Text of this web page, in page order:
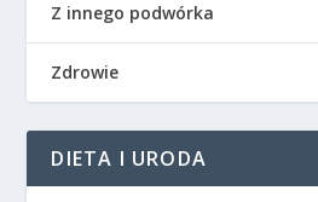
Z innego podwórka
Zdrowie
DIETA I URODA